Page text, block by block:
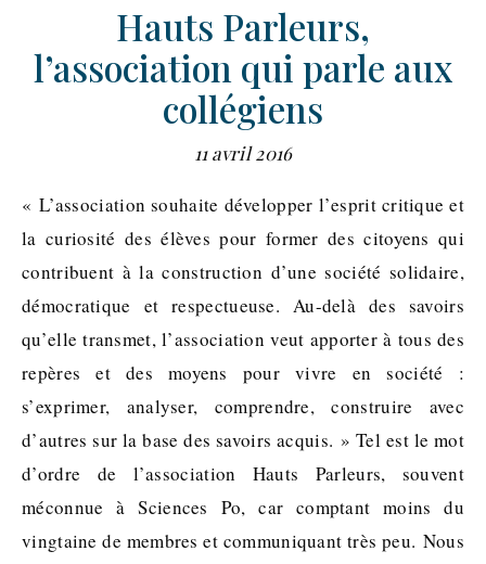
Hauts Parleurs,
l’association qui parle aux
collégiens
11 avril 2016
« L’association souhaite développer l’esprit critique et
la curiosité des élèves pour former des citoyens qui
contribuent à la construction d’une société solidaire,
démocratique et respectueuse. Au-delà des savoirs
qu’elle transmet, l’association veut apporter à tous des
repères et des moyens pour vivre en société :
s’exprimer, analyser, comprendre, construire avec
d’autres sur la base des savoirs acquis. » Tel est le mot
d’ordre de l’association Hauts Parleurs, souvent
méconnue à Sciences Po, car comptant moins du
vingtaine de membres et communiquant très peu. Nous